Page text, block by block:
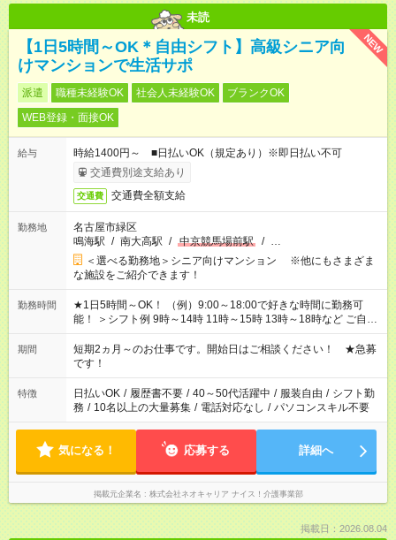
未読
NEW
【1日5時間～OK＊自由シフト】高級シニア向
けマンションで生活サポ
派遣 職種未経験OK 社会人未経験OK
ブランクOK
WEB登録・面接OK
給与
時給1400円～ ■日払いOK（規定あり）※即日払い不可
交通費別途支給あり
交通費 交通費全額支給
勤務地
名古屋市緑区
鳴海駅 / 南大高駅 / 中京競馬場前駅 / …
＜選べる勤務地＞シニア向けマンション ※他にもさまざま
な施設をご紹介できます！
勤務時間
★1日5時間～OK！ （例）9:00～18:00で好きな時間に勤務可
能！ ＞シフト例 9時～14時 11時～15時 13時～18時など ご自身
のご都合に合わせて勤務時間をご相談ください！ ★家庭の都合
でお休みや時間の調整が必要な場合も遠慮なくご相談くださ
い。
期間
短期2ヵ月～のお仕事です。開始日はご相談ください！ ★急募
です！
特徴 日払いOK / 履歴書不要 / 40～50代活躍中 / 服装自由 / シフト勤
務 / 10名以上の大量募集 / 電話対応なし / パソコンスキル不要
気になる！ 応募する 詳細へ
掲載元企業名 株式会社ネオキャリア ナイス！介護事業部
掲載日：2026.08.04